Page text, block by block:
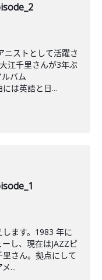
ニストとして活躍さ
江千里さんが3年ぶ
バム
には英語と日...
ます。1983 年に
し、現在はJAZZピ
さん。拠点にして
...